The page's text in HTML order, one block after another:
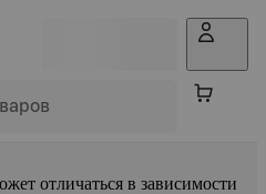
отличаться в зависимости